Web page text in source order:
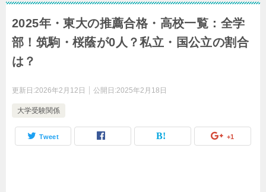
2025年・東大の推薦合格・高校一覧：全学
部！筑駒・桜蔭が0人？私立・国公立の割合
は？
更新日:2026年2月12日 公開日:2025年2月18日
大学受験関係
Tweet +1